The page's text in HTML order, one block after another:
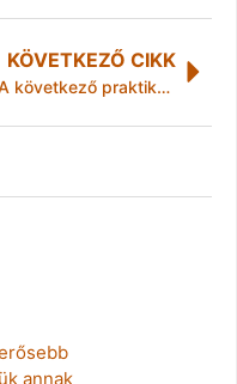
KÖVETKEZŐ CIKK
A következő praktikákkal tovább bírhatja a laptop egy töltéssel